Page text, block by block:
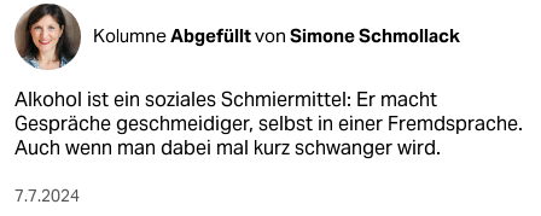
KolumneAbgefülltvon Simone Schmollack
Alkohol ist ein soziales Schmiermittel: Er macht
Gespräche geschmeidiger, selbst in einer Fremdsprache.
Auch wenn man dabei mal kurz schwanger wird.
7.7.2024